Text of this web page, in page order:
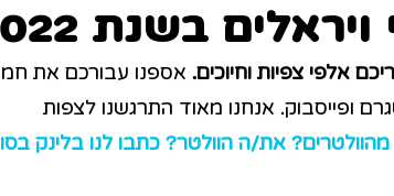
אלפי צפיות וחיוכים. אספנו עבורכם את
ופייסבוק. אנחנו מאוד התרגשנו לצפות
את/ה הוולטר? כתבו לנו בלינק